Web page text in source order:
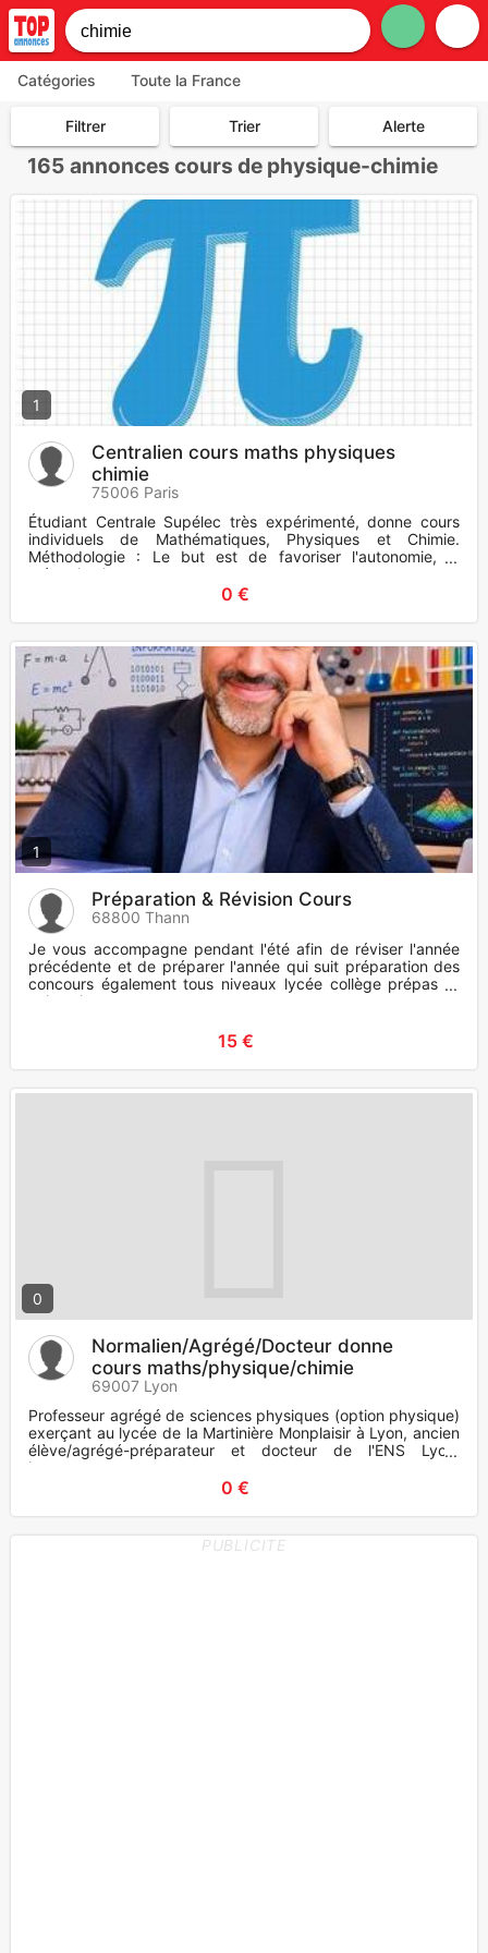
Catégories Toute la France
Filtrer Trier Alerte
165 annonces cours de physique-chimie
1
Centralien cours maths physiques
chimie
75006 Paris
Étudiant Centrale Supélec très expérimenté, donne cours
individuels de Mathématiques, Physiques et Chimie.
Méthodologie : Le but est de favoriser l'autonomie, la
mémorisation
0 €
1
Préparation & Révision Cours
68800 Thann
Je vous accompagne pendant l'été afin de réviser l'année
précédente et de préparer l'année qui suit préparation des
concours également tous niveaux lycée collège prépas et
universi
15 €
0
Normalien/Agrégé/Docteur donne
cours maths/physique/chimie
69007 Lyon
Professeur agrégé de sciences physiques (option physique)
exerçant au lycée de la Martinière Monplaisir à Lyon, ancien
élève/agrégé-préparateur et docteur de l'ENS Lyon,
interrogat
0 €
PUBLICITE